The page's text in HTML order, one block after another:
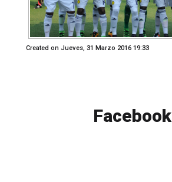
Created on Jueves, 31 Marzo 2016 19:33
Facebook